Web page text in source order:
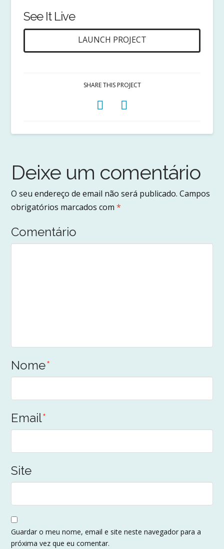
See It Live
LAUNCH PROJECT
SHARE THIS PROJECT
Deixe um comentário
O seu endereço de email não será publicado. Campos
obrigatórios marcados com*
Comentário
Nome*
Email*
Site
Guardar o meu nome, email e site neste navegador para a
próxima vez que eu comentar.